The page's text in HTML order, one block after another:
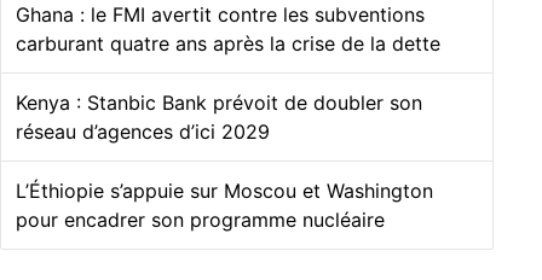
Ghana : le FMI avertit contre les subventions
carburant quatre ans après la crise de la dette
Kenya : Stanbic Bank prévoit de doubler son
réseau d’agences d’ici 2029
L’Éthiopie s’appuie sur Moscou et Washington
pour encadrer son programme nucléaire